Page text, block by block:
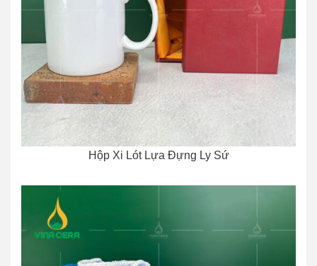
Hộp Xi Lót Lựa Đựng Ly Sứ